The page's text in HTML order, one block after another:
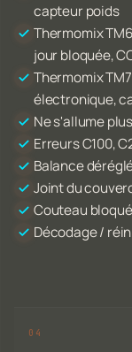
capteur poids
Thermomix
jour bloquée,
Thermomix
électronique,
Ne s'allume
Erreurs C100,
Balance
Joint du
Couteau
Décodage /